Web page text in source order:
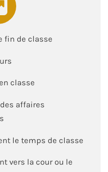
fin de classe
classe
affaires
le temps de classe
vers la cour ou le